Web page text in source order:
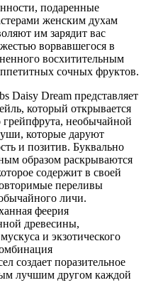
подаренные
женским духам
им зарядит вас
ворвавшегося в
восхитительным
сочных фруктов.
Daisy Dream представляет
который открывается
необычайной
которые даруют
и позитив. Буквально
образом раскрываются
содержит в своей
переливы
личи.
феерия
древесины,
и экзотического
создает поразительное
лучшим другом каждой